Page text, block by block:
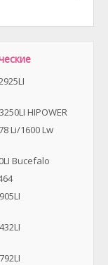
HIPOWER
Li/1600 Lw
Bucefalo